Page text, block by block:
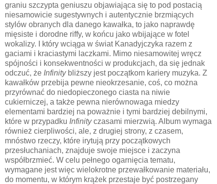
graniu szczypta geniuszu objawiająca się to pod postacią
niesamowicie sugestywnych i autentycznie brzmiących
stylów obranych dla danego kawałka, to jako naprawdę
mięsiste i dorodne riffy, w końcu jako wbijające w fotel
wokalizy. I który wciąga w świat Kanadyjczyka razem z
gaciami i kraciastymi laczkami. Mimo niesamowitej wręcz
spójności i konsekwentności w produkcjach, da się jednak
odczuć, że Infinitybliższy jest początkom kariery muzyka. Z
kawałków przebija pewne nieokrzesanie, coś, co można
przyrównać do niedopieczonego ciasta na niwie
cukierniczej, a także pewna nierównowaga miedzy
elementami bardziej na poważnie i tymi bardziej debilnymi,
które w przypadku Infinityczasami mierzwią. Album wymaga
również cierpliwości, ale, z drugiej strony, z czasem,
mnóstwo rzeczy, które irytują przy początkowych
przesłuchaniach, znajduje swoje miejsce i zaczyna
współbrzmieć. W celu pełnego ogarnięcia tematu,
wymagane jest więc wielokrotne przewałkowanie materiału,
do momentu, w którym krążek przestaje być postrzegany